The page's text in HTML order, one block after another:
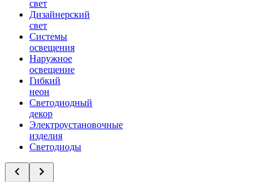
свет
Дизайнерский
свет
Системы
освещения
Наружное
освещение
Гибкий
неон
Светодиодный
декор
Электроустановочные
изделия
Светодиоды